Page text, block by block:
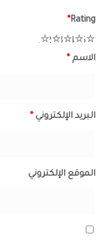
Rating
*
5
4
3
2
الاسم *
البريد الإلكتروني *
الموقع الإلكتروني